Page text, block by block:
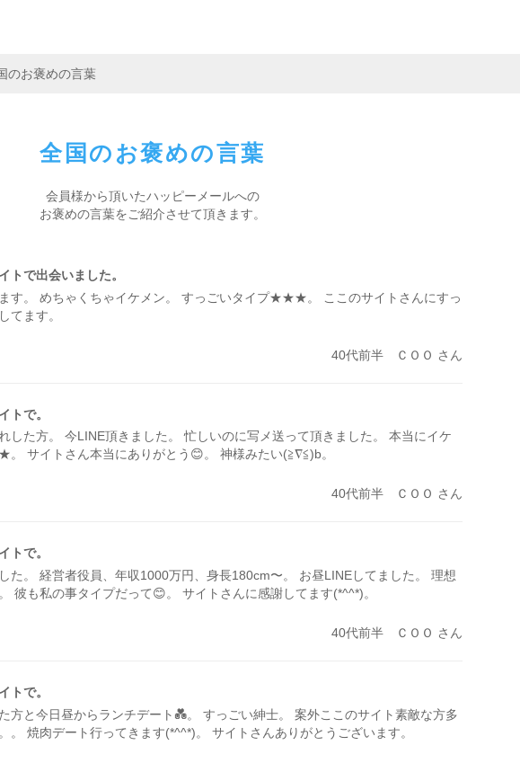
のお褒めの言葉
全国の お褒めの言葉
会員様から頂いたハッピーメールへの
お褒めの言葉をご紹介させて頂きます。
トで出会いました。
す。 めちゃくちゃイケメン。 すっごいタイプ★★★。 ここのサイトさんにすっ
てます。
40代前半 ＣＯＯ さん
トで。
した方。 今LINE頂きました。 忙しいのに写メ送って頂きました。 本当にイケ
サイトさん本当にありがとう😊。 神様みたい(≧∇≦)b。
40代前半 ＣＯＯ さん
トで。
た。 経営者役員、年収1000万円、身長180cm〜。 お昼LINEしてました。 理想
彼も私の事タイプだって😊。 サイトさんに感謝してます(*^^*)。
40代前半 ＣＯＯ さん
トで。
方と今日昼からランチデート💑。 すっごい紳士。 案外ここのサイト素敵な方多
。 焼肉デート行ってきます(*^^*)。 サイトさんありがとうございます。